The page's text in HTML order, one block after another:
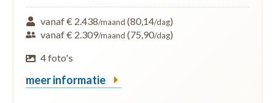
vanaf € 2.438/maand (80,14/dag)
vanaf € 2.309/maand (75,90/dag)
4 foto's
meer informatie